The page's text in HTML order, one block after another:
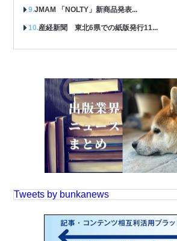
JMAM 「NOLTY」新商品発表...
産経新聞 東北6県での紙版発行11...
Tweets by bunkanews